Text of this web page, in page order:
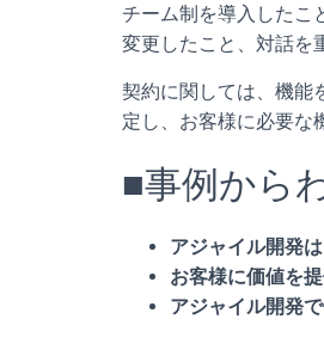
チーム制を導入したこ
変更したこと、対話を
契約に関しては、機能
定し、お客様に必要な
■事例から
アジャイル開発
お客様に価値を提
アジャイル開発